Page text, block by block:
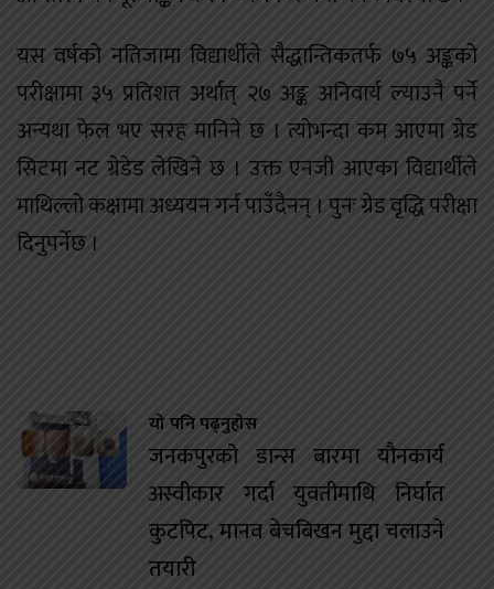
यस वर्षको नतिजामा विद्यार्थीले सैद्धान्तिकतर्फ ७५ अङ्कको
परीक्षामा ३५ प्रतिशत अर्थात् २७ अङ्क अनिवार्य ल्याउनै पर्ने
अन्यथा फेल भए सरह मानिने छ । त्योभन्दा कम आएमा ग्रेड
सिटमा नट ग्रेडेड लेखिने छ । उक्त एनजी आएका विद्यार्थीले
माथिल्लो कक्षामा अध्ययन गर्न पाउँदैनन् । पुनः ग्रेड वृद्धि परीक्षा
दिनुपर्नेछ ।
यो पनि पढ्नुहोस
जनकपुरको डान्स बारमा यौनकार्य
अस्वीकार गर्दा युवतीमाथि निर्घात
कुटपिट, मानव बेचबिखन मुद्दा चलाउने
तयारी